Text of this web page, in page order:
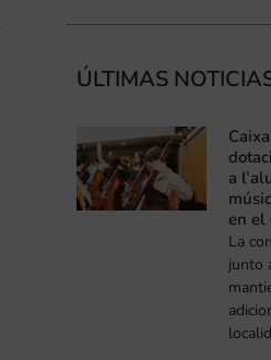
ÚLTIMAS
a
en el
La
junto